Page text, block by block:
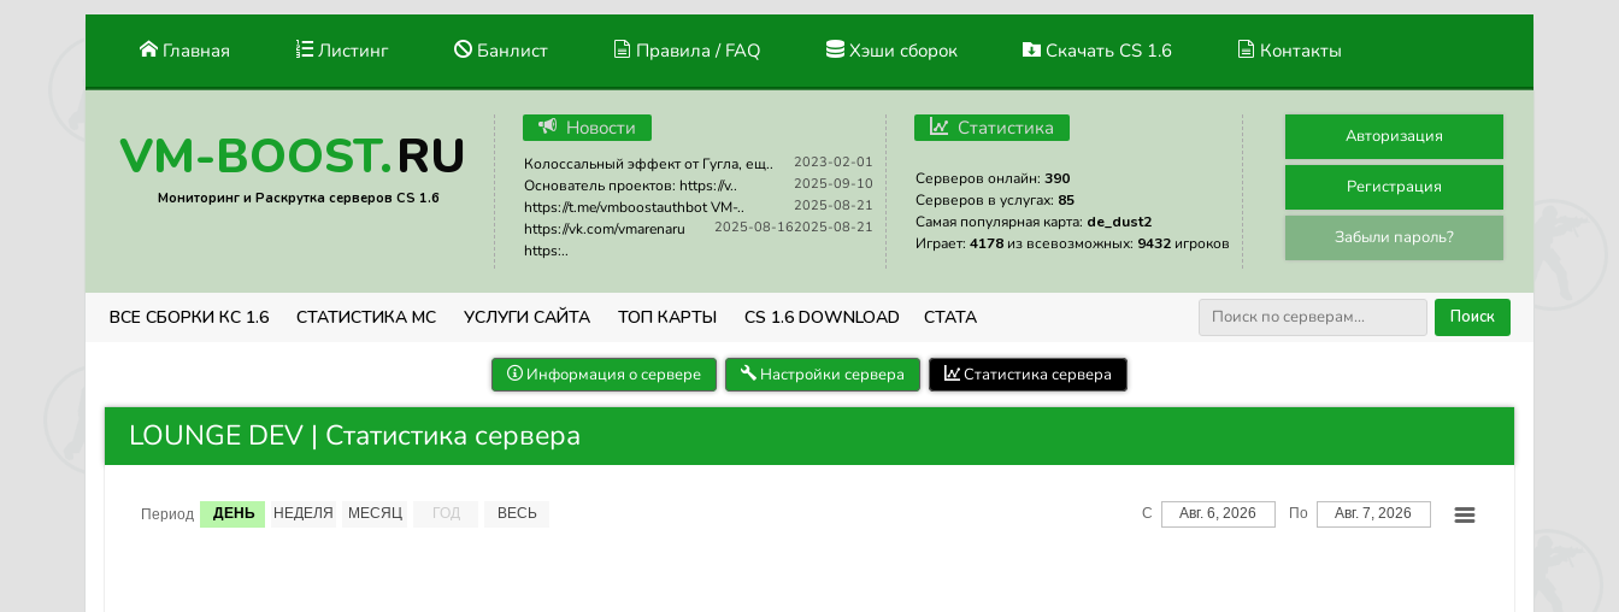
Главная Листинг Банлист Правила / FAQ Хэши сборок Скачать CS 1.6 Контакты
VM-BOOST.RU
Мониторинг и Раскрутка серверов CS 1.6
Новости
2023-02-01
Колоссальный эффект от Гугла, ещ..
2025-09-10
Основатель проектов: https://v..
2025-08-21
https://t.me/vmboostauthbot VM-..
2025-08-21
2025-08-16
https://vk.com/vmarenaru
https:..
Статистика
Серверов онлайн: 390
Серверов в услугах: 85
Самая популярная карта: de_dust2
Играет: 4178 из всевозможных: 9432 игроков
Авторизация
Регистрация
Забыли пароль?
ВСЕ СБОРКИ КС 1.6 СТАТИСТИКА МС УСЛУГИ САЙТА ТОП КАРТЫ CS 1.6 DOWNLOAD СТАТА Поиск
Информация о сервере Настройки сервера Статистика сервера
LOUNGE DEV | Статистика сервера
Период ДЕНЬ НЕДЕЛЯ МЕСЯЦ ГОД ВЕСЬ С Авг. 6, 2026 По Авг. 7, 2026